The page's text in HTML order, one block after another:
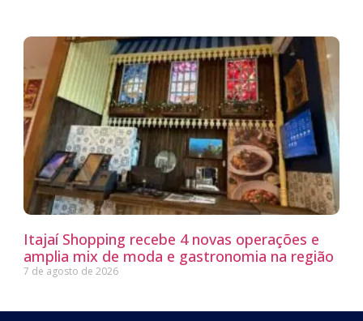
Itajaí Shopping recebe 4 novas operações e
amplia mix de moda e gastronomia na região
7 de agosto de 2026